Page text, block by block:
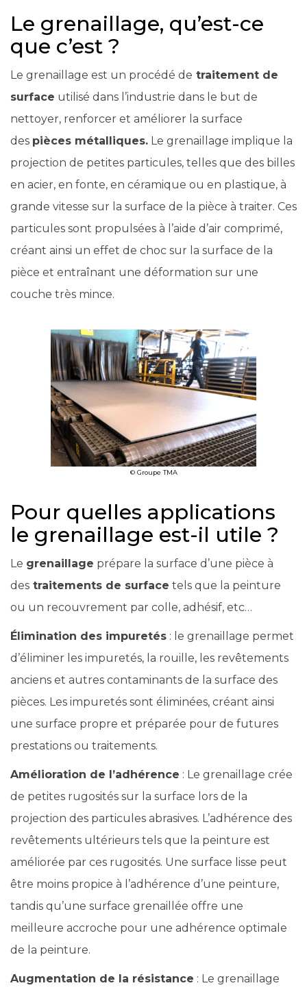
Le grenaillage, qu’est-ce
que c’est ?
Le grenaillage est un procédé de traitement de
surface utilisé dans l’industrie dans le but de
nettoyer, renforcer et améliorer la surface
des pièces métalliques. Le grenaillage implique la
projection de petites particules, telles que des billes
en acier, en fonte, en céramique ou en plastique, à
grande vitesse sur la surface de la pièce à traiter. Ces
particules sont propulsées à l’aide d’air comprimé,
créant ainsi un effet de choc sur la surface de la
pièce et entraînant une déformation sur une
couche très mince.
© Groupe TMA
Pour quelles applications
le grenaillage est-il utile ?
Le grenaillage prépare la surface d’une pièce à
des traitements de surface tels que la peinture
ou un recouvrement par colle, adhésif, etc…
Élimination des impuretés : le grenaillage permet
d’éliminer les impuretés, la rouille, les revêtements
anciens et autres contaminants de la surface des
pièces. Les impuretés sont éliminées, créant ainsi
une surface propre et préparée pour de futures
prestations ou traitements.
Amélioration de l’adhérence : Le grenaillage crée
de petites rugosités sur la surface lors de la
projection des particules abrasives. L’adhérence des
revêtements ultérieurs tels que la peinture est
améliorée par ces rugosités. Une surface lisse peut
être moins propice à l’adhérence d’une peinture,
tandis qu’une surface grenaillée offre une
meilleure accroche pour une adhérence optimale
de la peinture.
Augmentation de la résistance : Le grenaillage